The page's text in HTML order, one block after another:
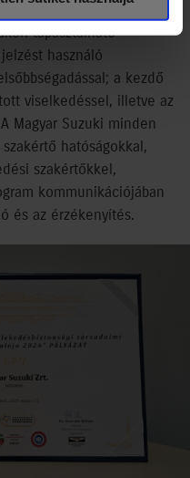
tapasztalható
használó
a kezdő
viselkedéssel, illetve az
Magyar Suzuki minden
hatóságokkal,
szakértőkkel,
kommunikációjában
és az érzékenyítés.